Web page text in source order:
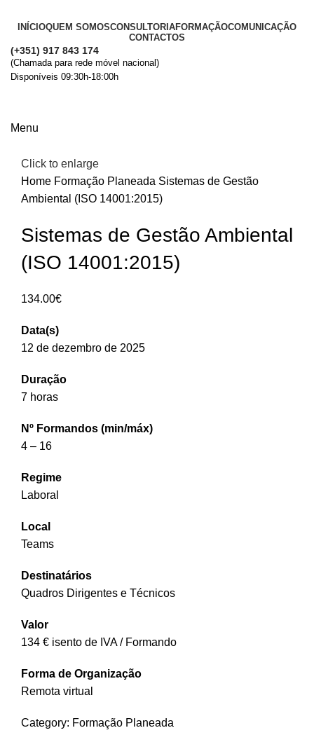
INÍCIOQUEM SOMOSCONSULTORIAFORMAÇÃOCOMUNICAÇÃO
CONTACTOS
(+351) 917 843 174
(Chamada para rede móvel nacional)
Disponíveis 09:30h-18:00h
Menu
Click to enlarge
Home Formação Planeada Sistemas de Gestão
Ambiental (ISO 14001:2015)
Sistemas de Gestão Ambiental
(ISO 14001:2015)
134.00€
Data(s)
12 de dezembro de 2025
Duração
7 horas
Nº Formandos (min/máx)
4 – 16
Regime
Laboral
Local
Teams
Destinatários
Quadros Dirigentes e Técnicos
Valor
134 € isento de IVA / Formando
Forma de Organização
Remota virtual
Category: Formação Planeada